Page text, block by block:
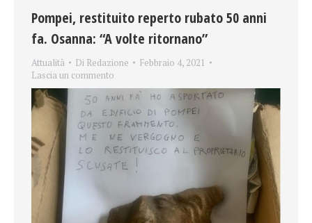
Pompei, restituito reperto rubato 50 anni
fa. Osanna: “A volte ritornano”
Attualità Di Redazione
Febbraio 4, 2021
Lascia un commento